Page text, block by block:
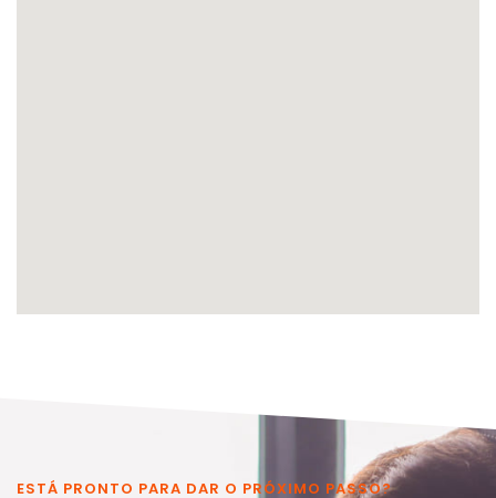
ESTÁ PRONTO PARA DAR O PRÓXIMO PASSO?